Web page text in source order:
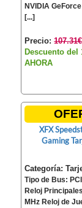
NVIDIA
[...]
Precio:107.31€
Descuento del
AHORA
XFX
Gaming
Categoría:
Tipo de Bus:
Reloj
MHz Reloj de